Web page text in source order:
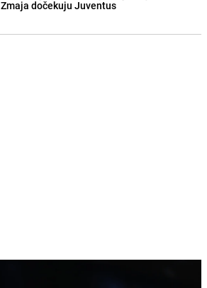
Zmaja dočekuju Juventus